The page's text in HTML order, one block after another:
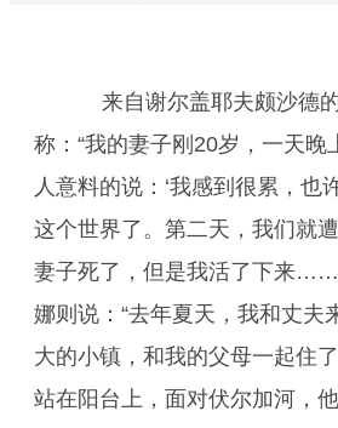
来自谢尔盖耶夫颇沙德的
称：“我的妻子刚20岁，一天晚
人意料的说：‘我感到很累，也
这个世界了。第二天，我们就
妻子死了，但是我活了下来
娜则说：“去年夏天，我和丈夫
大的小镇，和我的父母一起住
站在阳台上，面对伏尔加河，